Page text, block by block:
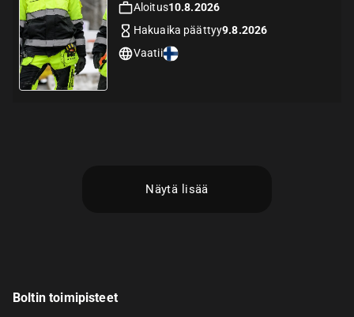
Aloitus10.8.2026
Hakuaika päättyy9.8.2026
Vaatii
Näytä lisää
Boltin toimipisteet